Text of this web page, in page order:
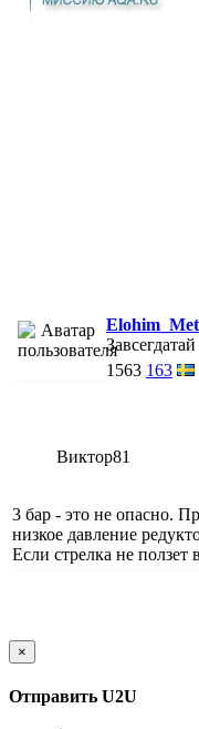
Завсегдатай
1563 163
Виктор81
3 бар - это не опасно.
низкое давление
Если стрелка не ползет
×
Отправить U2U